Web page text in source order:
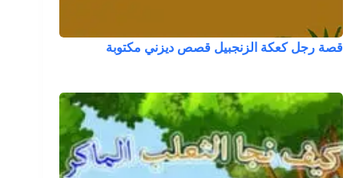
قصة رجل كعكة الزنجبيل قصص ديزني مكتوبة